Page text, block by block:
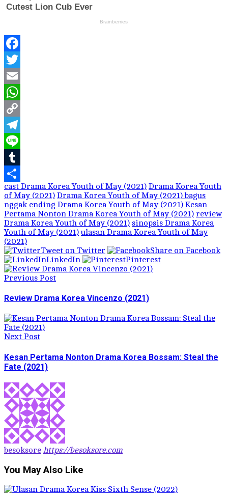
Facebook
Twitter
Email
WhatsApp
Copy
Link
Telegram
Line
Tumblr
Share
cast Drama Korea Youth of May (2021) Drama Korea Youth
of May (2021) Drama Korea Youth of May (2021) bagus
nggak ending Drama Korea Youth of May (2021) Kesan
Pertama Nonton Drama Korea Youth of May (2021) review
Drama Korea Youth of May (2021) sinopsis Drama Korea
Youth of May (2021) ulasan Drama Korea Youth of May
(2021)
Tweet on Twitter
Share on Facebook
LinkedIn
Pinterest
Previous Post
Review Drama Korea Vincenzo (2021)
Next Post
Kesan Pertama Nonton Drama Korea Bossam: Steal the
Fate (2021)
besoksore https://besoksore.com
You May Also Like